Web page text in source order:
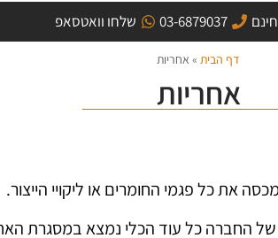
03-6879037 שלחו וואטסאפ
דף הבית » אחריות
אחריות
את כל פגמי החומרים או ליקויי הייצור.
החברה כל עוד הכלי נמצא במסגרת